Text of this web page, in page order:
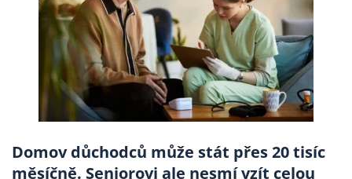
Domov důchodců může stát přes 20 tisíc
měsíčně. Seniorovi ale nesmí vzít celou